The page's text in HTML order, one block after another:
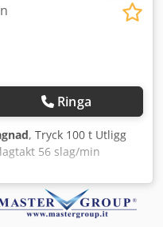
Ringa
, Tryck 100 t Utligg
56 slag/min
mm Slidyta 250x130
50 mm Maskinvikt
mm